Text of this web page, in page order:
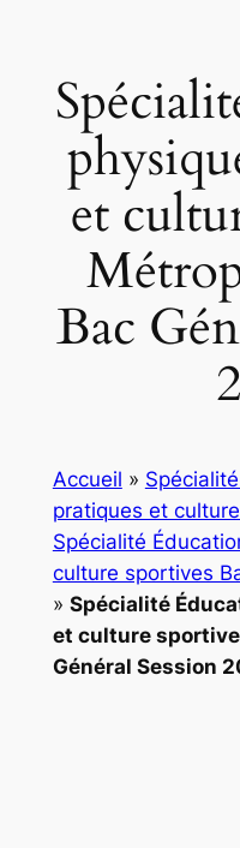
et
Bac
Accueil »
pratiques et
Spécialité
culture sportives
» Spécialité
et culture
Général Session